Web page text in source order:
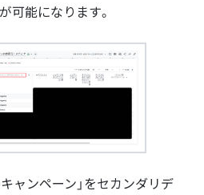
可能になります。
ャンペーン」をセカンダリデ